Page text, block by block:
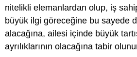
nitelikli elemanlardan olup, iş
büyük ilgi göreceğine bu sayede
alacağına, ailesi içinde büyük
ayrılıklarının olacağına tabir